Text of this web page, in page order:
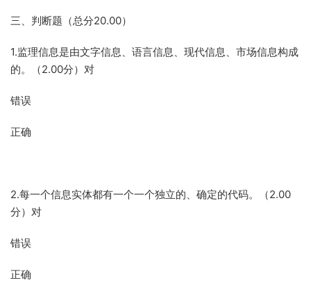
三、判断题（总分20.00）
1.监理信息是由文字信息、语言信息、现代信息、市场信息构成
的。（2.00分）对
错误
正确
2.每一个信息实体都有一个一个独立的、确定的代码。（2.00
分）对
错误
正确